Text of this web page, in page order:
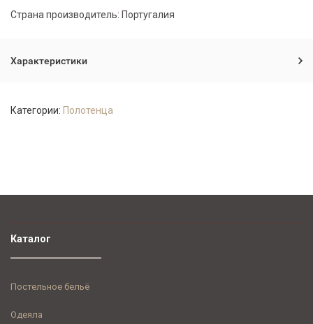
Страна производитель: Португалия
Характеристики
Категории: Полотенца
Каталог
Постельное бельё
Одеяла